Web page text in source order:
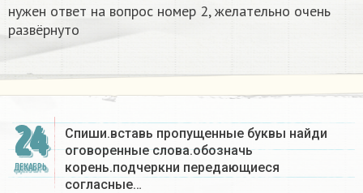
нужен ответ на вопрос номер 2, желательно очень
развёрнуто
24
ДЕКАБРЬ
Спиши.вставь пропущенные буквы найди
оговоренные слова.обозначь
корень.подчеркни передающиеся
согласные…